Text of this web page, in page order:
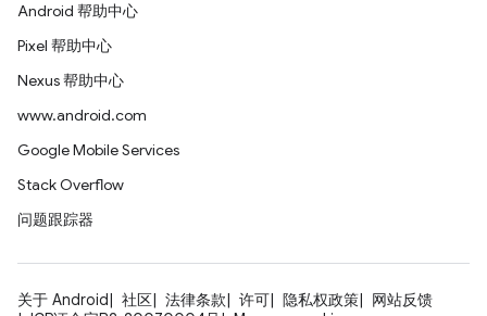
Android 帮助中心
Pixel 帮助中心
Nexus 帮助中心
www.android.com
Google Mobile Services
Stack Overflow
问题跟踪器
关于 Android 社区 法律条款 许可 隐私权政策
网站反馈